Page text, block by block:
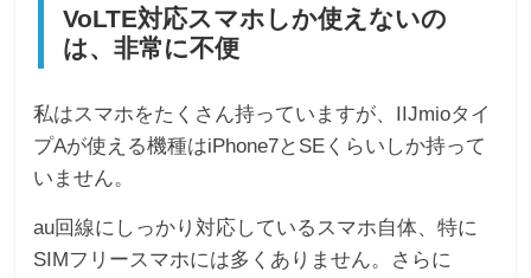
VoLTE対応スマホしか使えないの
は、非常に不便
私はスマホをたくさん持っていますが、IIJmioタイ
プAが使える機種はiPhone7とSEくらいしか持って
いません。
au回線にしっかり対応しているスマホ自体、特に
SIMフリースマホには多くありません。さらに